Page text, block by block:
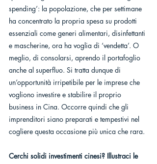
spending’: la popolazione, che per settimane
ha concentrato la propria spesa su prodotti
essenziali come generi alimentari, disinfettanti
e mascherine, ora ha voglia di ‘vendetta’. O
meglio, di consolarsi, aprendo il portafoglio
anche al superfluo. Si tratta dunque di
un’opportunità irripetibile per le imprese che
vogliono investire e stabilire il proprio
business in Cina. Occorre quindi che gli
imprenditori siano preparati e tempestivi nel
cogliere questa occasione più unica che rara.
Cerchi solidi investimenti cinesi? Illustraci le